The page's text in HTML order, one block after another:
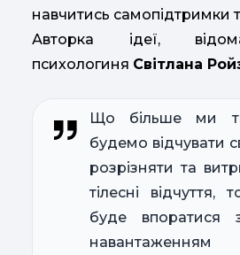
навчитись самопідтримки
Авторка ідеї,
психологиня Світлана
Що більше ми
будемо відчувати
розрізняти та
тілесні
буде впоратися